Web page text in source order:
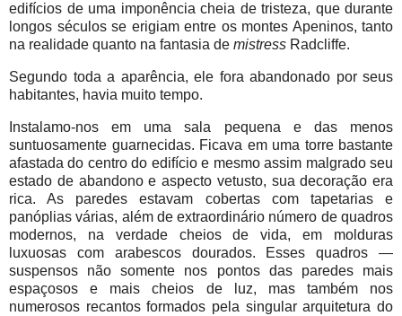
edifícios de uma imponência cheia de tristeza, que durante
longos séculos se erigiam entre os montes Apeninos, tanto
na realidade quanto na fantasia de mistress Radcliffe.
Segundo toda a aparência, ele fora abandonado por seus
habitantes, havia muito tempo.
Instalamo-nos em uma sala pequena e das menos
suntuosamente guarnecidas. Ficava em uma torre bastante
afastada do centro do edifício e mesmo assim malgrado seu
estado de abandono e aspecto vetusto, sua decoração era
rica. As paredes estavam cobertas com tapetarias e
panóplias várias, além de extraordinário número de quadros
modernos, na verdade cheios de vida, em molduras
luxuosas com arabescos dourados. Esses quadros —
suspensos não somente nos pontos das paredes mais
espaçosos e mais cheios de luz, mas também nos
numerosos recantos formados pela singular arquitetura do